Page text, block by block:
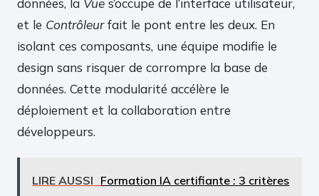
données, la Vue s’occupe de l’interface utilisateur,
et le Contrôleurfait le pont entre les deux. En
isolant ces composants, une équipe modifie le
design sans risquer de corrompre la base de
données. Cette modularité accélère le
déploiement et la collaboration entre
développeurs.
LIRE AUSSI Formation IA certifiante : 3 critères